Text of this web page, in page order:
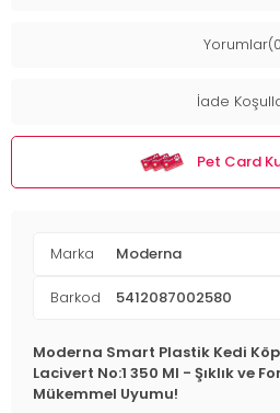
İade
Pet Card
Marka Moderna
Barkod 5412087002580
Moderna Smart Plastik Kedi
Lacivert No:1 350 Ml - Şıklık ve
Mükemmel Uyumu!